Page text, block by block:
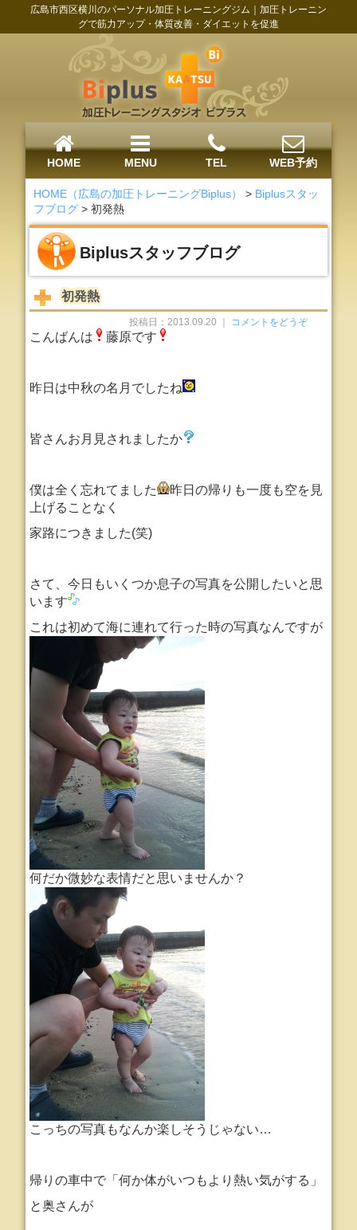
広島市西区横川のパーソナル加圧トレーニングジム｜加圧トレーニン
グで筋力アップ・体質改善・ダイエットを促進
HOME MENU TEL WEB予約
HOME（広島の加圧トレーニングBiplus） > Biplusスタッ
フブログ >初発熱
Biplusスタッフブログ
初発熱
投稿日：2013.09.20 ｜ コメントをどうぞ
こんばんは 藤原です
昨日は中秋の名月でしたね
皆さんお月見されましたか
僕は全く忘れてました
昨日の帰りも一度も空を見
上げることなく
家路につきました(笑)
さて、今日もいくつか息子の写真を公開したいと思
います
これは初めて海に連れて行った時の写真なんですが
何だか微妙な表情だと思いませんか？
こっちの写真もなんか楽しそうじゃない…
帰りの車中で「何か体がいつもより熱い気がする」
と奥さんが